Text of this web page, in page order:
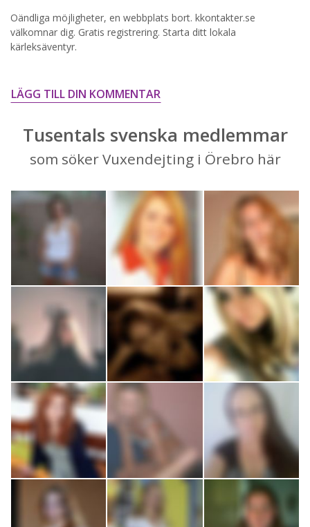
Oändliga möjligheter, en webbplats bort. kkontakter.se
välkomnar dig. Gratis registrering. Starta ditt lokala
kärleksäventyr.
LÄGG TILL DIN KOMMENTAR
Tusentals svenska medlemmar
som söker Vuxendejting i Örebro här